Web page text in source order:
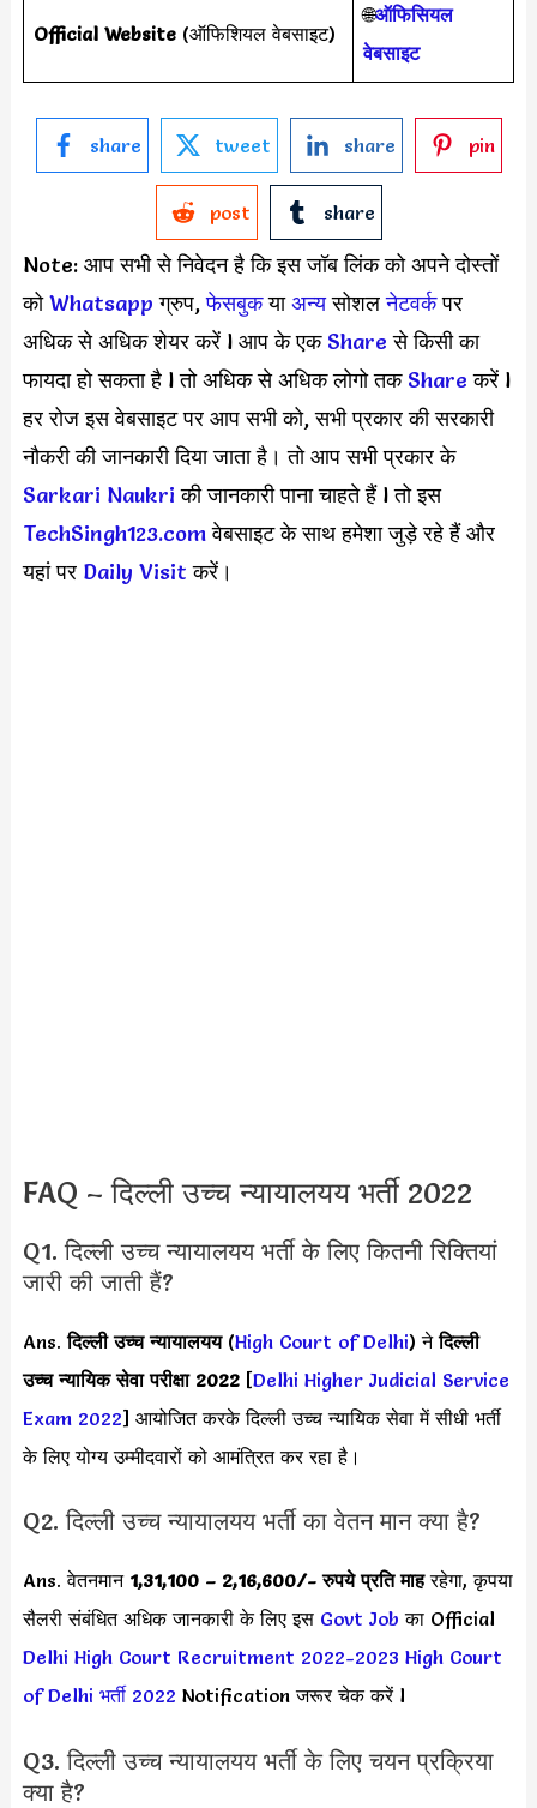
Official Website (ऑफिशियल वेबसाइट)
🌐ऑफिसियल
वेबसाइट
share tweet share pin
post share
Note: आप सभी से निवेदन है कि इस जॉब लिंक को अपने दोस्तों
कोWhatsapp ग्रुप,फेसबुकयाअन्यसोशलनेटवर्कपर
अधिक से अधिक शेयर करें l आप के एक Shareसे किसी का
फायदा हो सकता है l तो अधिक से अधिक लोगो तकShareकरें l
हर रोज इस वेबसाइट पर आप सभी को, सभी प्रकार की सरकारी
नौकरी की जानकारी दिया जाता है। तो आप सभी प्रकार के
Sarkari Naukri की जानकारी पाना चाहते हैं l तो इस
TechSingh123.comवेबसाइट के साथ हमेशा जुड़े रहे हैं और
यहां पर Daily Visit करें।
FAQ – दिल्ली उच्च न्यायालयय भर्ती 2022
Q1. दिल्ली उच्च न्यायालयय भर्ती के लिए कितनी रिक्तियां
जारी की जाती हैं?
Ans.दिल्ली उच्च न्यायालयय(High Court of Delhi) नेदिल्ली
उच्च न्यायिक सेवा परीक्षा 2022[Delhi Higher Judicial Service
Exam 2022] आयोजित करके दिल्ली उच्च न्यायिक सेवा में सीधी भर्ती
के लिए योग्य उम्मीदवारों को आमंत्रित कर रहा है।
Q2. दिल्ली उच्च न्यायालयय भर्ती का वेतन मान क्या है?
Ans. वेतनमान 1,31,100 – 2,16,600/- रुपये प्रति माहरहेगा, कृपया
सैलरी संबंधित अधिक जानकारी के लिए इस Govt Job का Official
Delhi High Court Recruitment 2022-2023 High Court
of Delhi भर्ती 2022 Notification जरूर चेक करें l
Q3. दिल्ली उच्च न्यायालयय भर्ती के लिए चयन प्रक्रिया
क्या है?